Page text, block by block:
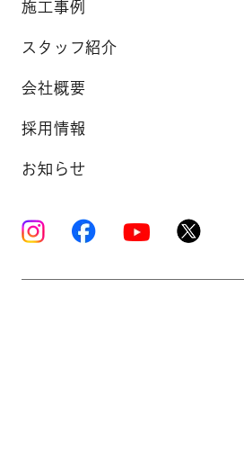
施工事例
スタッフ紹介
会社概要
採用情報
お知らせ